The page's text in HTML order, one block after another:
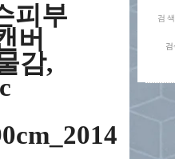
피부
버
감,
검색